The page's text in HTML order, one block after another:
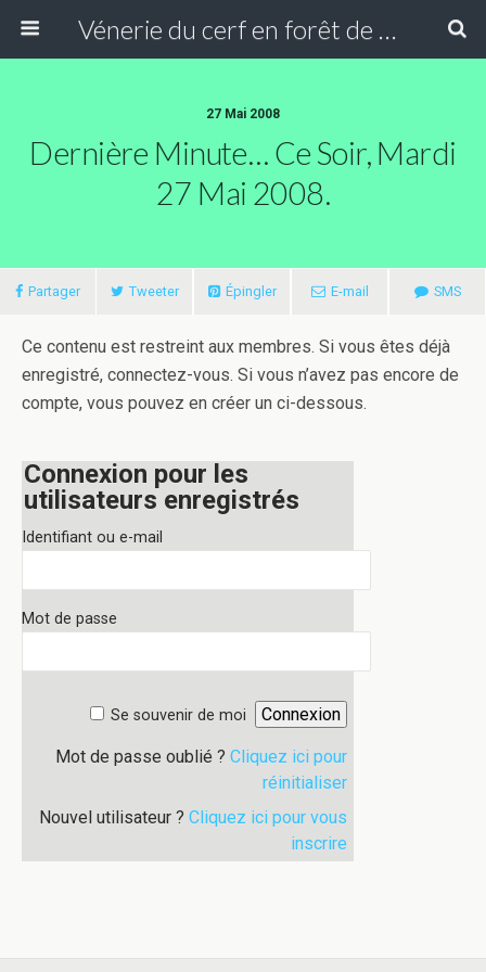
Vénerie du cerf en forêt de Compiègne
27 Mai 2008
Dernière Minute… Ce Soir, Mardi
27 Mai 2008.
Partager Tweeter Épingler E-mail SMS
Ce contenu est restreint aux membres. Si vous êtes déjà
enregistré, connectez-vous. Si vous n’avez pas encore de
compte, vous pouvez en créer un ci-dessous.
Connexion pour les
utilisateurs enregistrés
Identifiant ou e-mail
Mot de passe
Se souvenir de moi
Mot de passe oublié ? Cliquez ici pour
réinitialiser
Nouvel utilisateur ? Cliquez ici pour vous
inscrire